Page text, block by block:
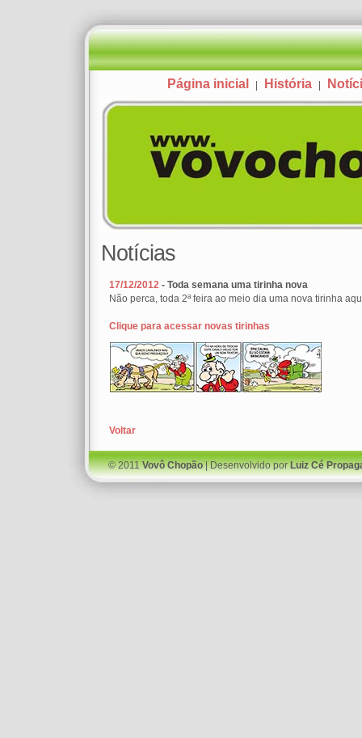
Página inicial História
Notícias
17/12/2012 - Toda semana uma tirinha nova
Não perca, toda 2ª feira ao meio dia uma nova tirinha
Clique para acessar novas tirinhas
Voltar
© 2011Vovô Chopão| Desenvolvido porLuiz Cé